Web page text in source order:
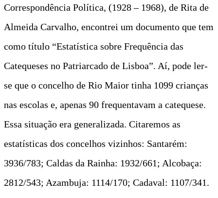
Correspondência Política, (1928 – 1968), de Rita de
Almeida Carvalho, encontrei um documento que tem
como título “Estatística sobre Frequência das
Catequeses no Patriarcado de Lisboa”. Aí, pode ler-
se que o concelho de Rio Maior tinha 1099 crianças
nas escolas e, apenas 90 frequentavam a catequese.
Essa situação era generalizada. Citaremos as
estatísticas dos concelhos vizinhos: Santarém:
3936/783; Caldas da Rainha: 1932/661; Alcobaça:
2812/543; Azambuja: 1114/170; Cadaval: 1107/341.